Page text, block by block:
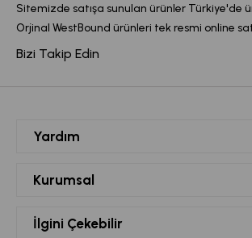
Sitemizde satışa sunulan ürünler Türkiye'de
Orjinal WestBound ürünleri tek resmi online
Bizi Takip Edin
Yardım
Favorilerim
Kurumsal
Hakkımızda
İlgini Çekebilir